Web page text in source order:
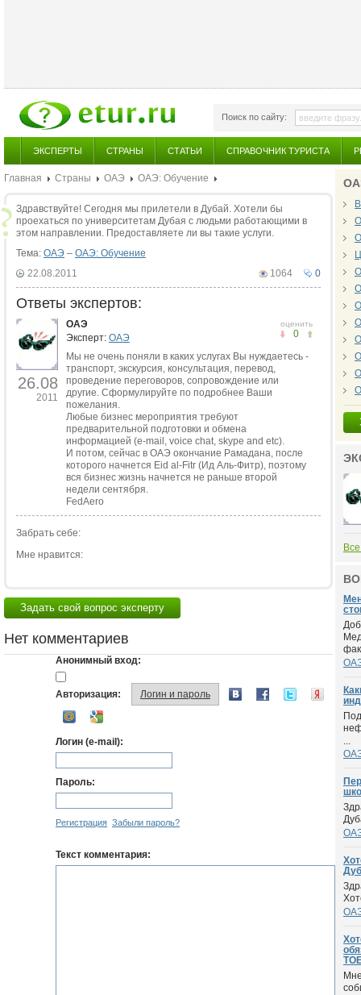
Поиск по сайту:
ЭКСПЕРТЫ СТРАНЫ СТАТЬИ СПРАВОЧНИК ТУРИСТА
Главная Страны ОАЭ ОАЭ: Обучение
Здравствуйте! Сегодня мы прилетели в Дубай. Хотели бы
проехаться по университетам Дубая с людьми работающими в
этом направлении. Предоставляете ли вы такие услуги.
Тема: ОАЭ – ОАЭ: Обучение
0
1064
22.08.2011
Ответы экспертов:
26.08
2011
оценить
0
ОАЭ
Эксперт: ОАЭ
Мы не очень поняли в каких услугах Вы нуждаетесь -
транспорт, экскурсия, консультация, перевод,
проведение переговоров, сопровождение или
другие. Сформулируйте по подробнее Ваши
пожелания.
Любые бизнес мероприятия требуют
предварительной подготовки и обмена
информацией (e-mail, voice chat, skype and etc).
И потом, сейчас в ОАЭ окончание Рамадана, после
которого начнется Eid al-Fitr (Ид Аль-Фитр), поэтому
вся бизнес жизнь начнется не раньше второй
недели сентября.
FedAero
Забрать себе:
Мне нравится:
Задать свой вопрос эксперту
Нет комментариев
Анонимный вход:
Авторизация: Логин и пароль
Логин (e-mail):
Пароль:
Регистрация Забыли пароль?
Текст комментария:
...